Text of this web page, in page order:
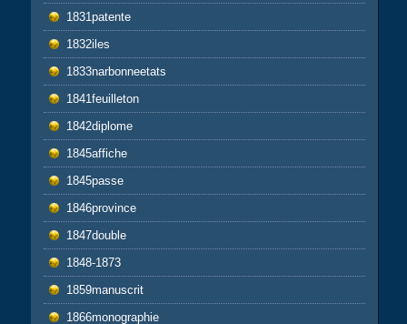
1831patente
1832iles
1833narbonneetats
1841feuilleton
1842diplome
1845affiche
1845passe
1846province
1847double
1848-1873
1859manuscrit
1866monographie